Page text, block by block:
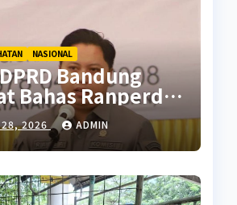
NASIONAL
Bandung
Bahas Ranperda
Seks Berisiko
28, 2026 ADMIN